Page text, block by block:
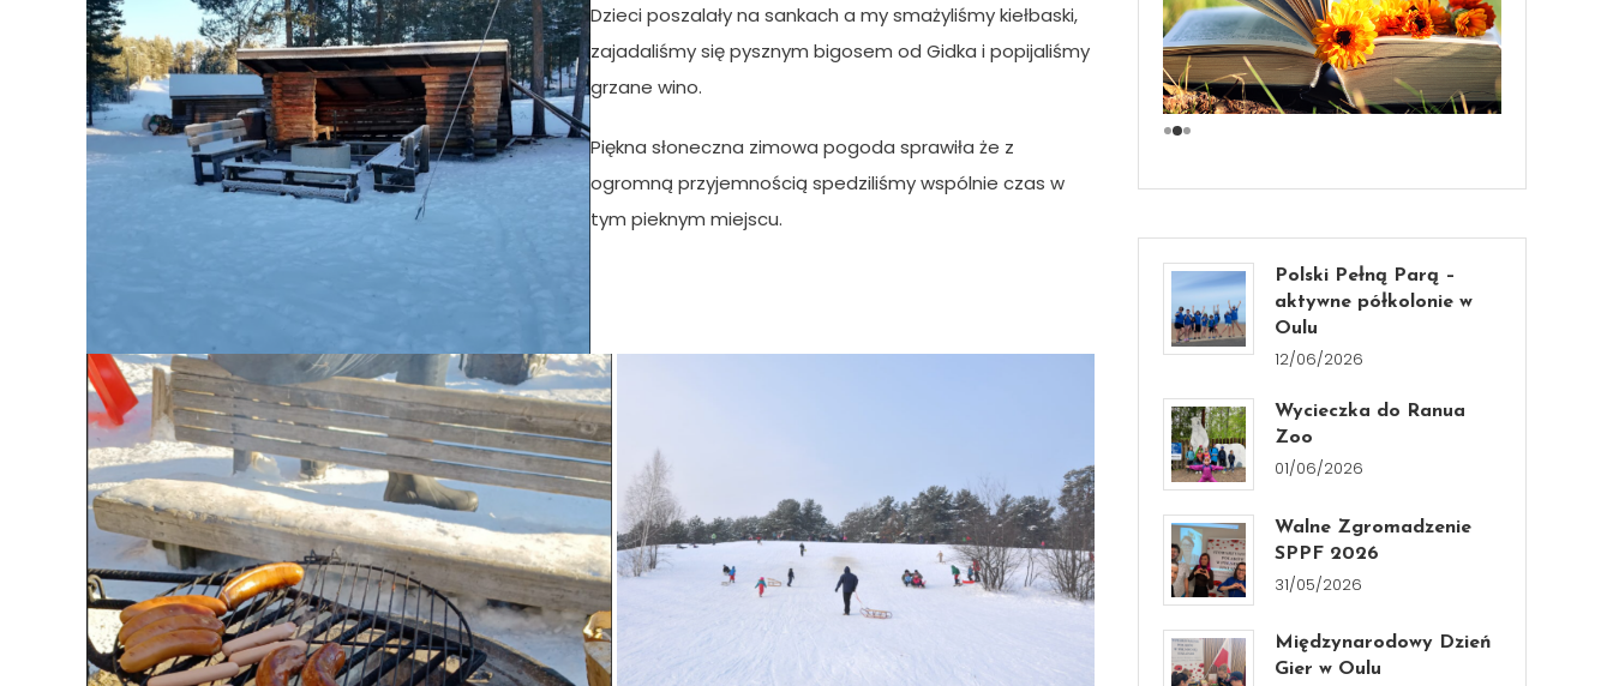
Dzieci poszalały na sankach a my smażyliśmy kiełbaski,
zajadaliśmy się pysznym bigosem od Gidka i popijaliśmy
grzane wino.
Piękna słoneczna zimowa pogoda sprawiła że z
ogromną przyjemnością spedziliśmy wspólnie czas w
tym pieknym miejscu.
Polski Pełną Parą –
aktywne półkolonie w
Oulu
12/06/2026
Wycieczka do Ranua
Zoo
01/06/2026
Walne Zgromadzenie
SPPF 2026
31/05/2026
Międzynarodowy Dzień
Gier w Oulu